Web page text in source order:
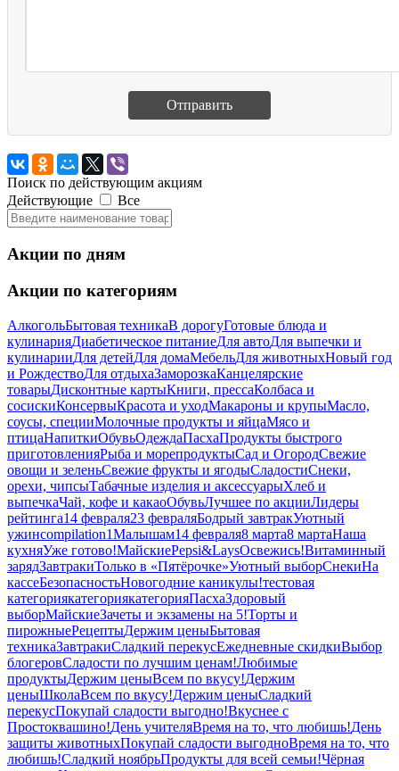
Отправить
Поиск по действующим акциям
Действующие
Все
Акции по дням
Акции по категориям
АлкогольБытовая техникаВ дорогуГотовые блюда и
кулинарияДиабетическое питаниеДля автоДля выпечки и
кулинарииДля детейДля домаМебельДля животныхНовый год
и РождествоДля отдыхаЗаморозкаКанцелярские
товарыДисконтные картыКниги, прессаКолбаса и
сосискиКонсервыКрасота и уходМакароны и крупыМасло,
соусы, специиМолочные продукты и яйцаМясо и
птицаНапиткиОбувьОдеждаПасхаПродукты быстрого
приготовленияРыба и морепродуктыСад и ОгородСвежие
овощи и зеленьСвежие фрукты и ягодыСладостиСнеки,
орехи, чипсыТабачные изделия и аксессуарыХлеб и
выпечкаЧай, кофе и какаоОбувьЛучшее по акцииЛидеры
рейтинга14 февраля23 февраляБодрый завтракУютный
ужинcompilation1Малышам14 февраля8 марта8 мартаНаша
кухняУже готово!МайскиеPepsi&LaysОсвежись!Витаминный
зарядЗавтракиТолько в «Пятёрочке»Уютный выборСнекиНа
кассеБезопасностьНовогодние каникулы!тестовая
категориякатегориякатегорияПасхаЗдоровый
выборМайскиеЗачеты и экзамены на 5!Торты и
пирожныеРецептыДержим ценыБытовая
техникаЗавтракиСладкий перекусЕжедневные скидкиВыбор
блогеровСладости по лучшим ценам!Любимые
продуктыДержим ценыВсем по вкусу!Держим
ценыШколаВсем по вкусу!Держим ценыСладкий
перекусПокупай сладости выгодно!Вкуснее с
Простоквашино!День учителяВремя на то, что любишь!День
защиты животныхПокупай сладости выгодноВремя на то, что
любишь!Сладкий ноябрьПродукты для всей семьи!Чёрная